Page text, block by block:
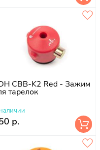
CBB-K2 Red - Зажим
тарелок
р.